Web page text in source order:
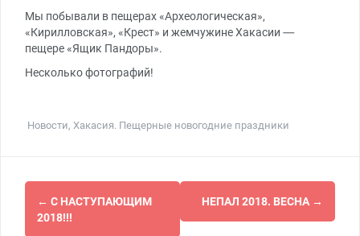
Мы побывали в пещерах «Археологическая»,
«Кирилловская», «Крест» и жемчужине Хакасии —
пещере «Ящик Пандоры».
Несколько фотографий!
Новости, Хакасия. Пещерные новогодние праздники
Навигация
по
← С НАСТУПАЮЩИМ
2018!!!
НЕПАЛ 2018. ВЕСНА →